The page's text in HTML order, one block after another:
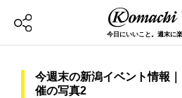
今日にいいこと。週末に楽
今週末の新潟イベント情報
催の写真2